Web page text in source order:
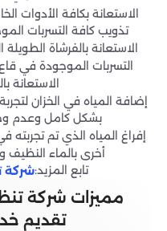
الاستعانة بكافة الأدوات
تذويب كافة التسربات
الاستعانة بالفرشاة
التسربات الموجودة في
الاستعانة
إضافة المياه في الخزان
بشكل كامل وعدم
إفراغ المياه الذي تم
أخرى بالماء النظيف
تابع المزيد:شركة
مميزات شركة
تقديم